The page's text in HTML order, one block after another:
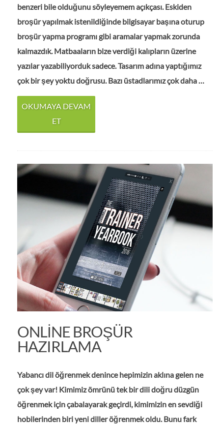
benzeri bile olduğunu söyleyemem açıkçası. Eskiden
broşür yapılmak istenildiğinde bilgisayar başına oturup
broşür yapma programı gibi aramalar yapmak zorunda
kalmazdık. Matbaaların bize verdiği kalıpların üzerine
yazılar yazabiliyorduk sadece. Tasarım adına yaptığımız
çok bir şey yoktu doğrusu. Bazı üstadlarımız çok daha …
OKUMAYA DEVAM
ET
ONLINE BROŞÜR
HAZIRLAMA
Yabancı dil öğrenmek denince hepimizin aklına gelen ne
çok şey var! Kimimiz ömrünü tek bir dili doğru düzgün
öğrenmek için çabalayarak geçirdi, kimimizin en sevdiği
hobilerinden biri yeni diller öğrenmek oldu. Bunu fark